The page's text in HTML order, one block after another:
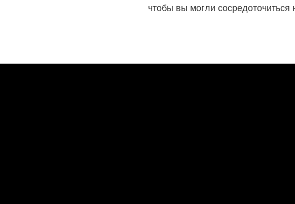
чтобы вы могли